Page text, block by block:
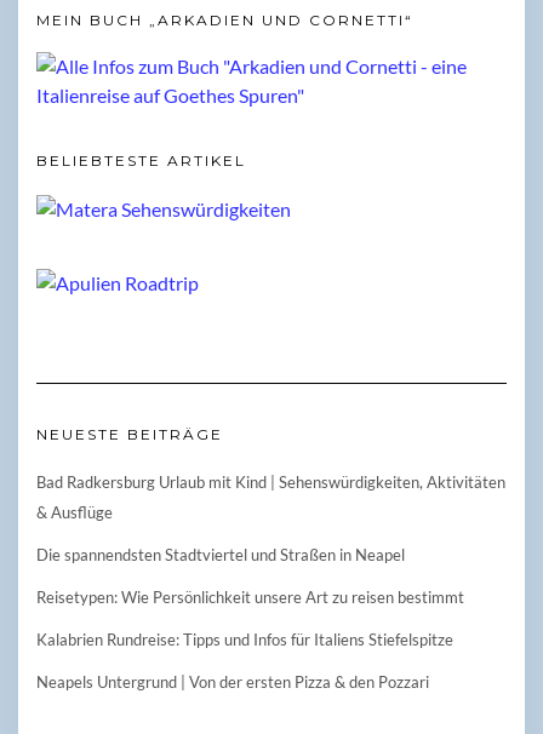
MEIN BUCH „ARKADIEN UND CORNETTI“
BELIEBTESTE ARTIKEL
NEUESTE BEITRÄGE
Bad Radkersburg Urlaub mit Kind | Sehenswürdigkeiten, Aktivitäten
& Ausflüge
Die spannendsten Stadtviertel und Straßen in Neapel
Reisetypen: Wie Persönlichkeit unsere Art zu reisen bestimmt
Kalabrien Rundreise: Tipps und Infos für Italiens Stiefelspitze
Neapels Untergrund | Von der ersten Pizza & den Pozzari